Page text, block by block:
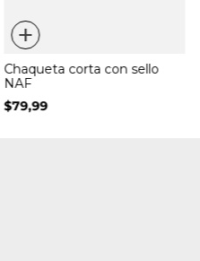
+
Chaqueta corta con sello
NAF
$79,99